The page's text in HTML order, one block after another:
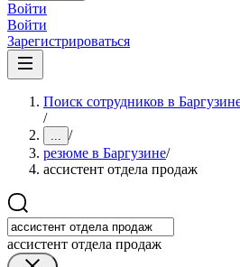
Войти
Войти
Зарегистрироваться
Поиск сотрудников в
/
... /
резюме в Баргузине/
ассистент отдела продаж
ассистент отдела продаж